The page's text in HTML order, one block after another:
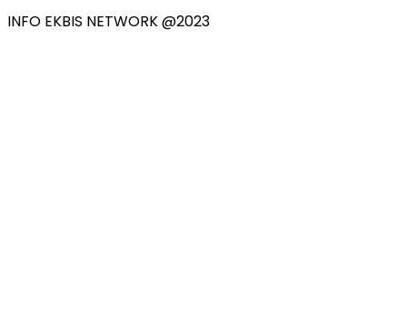
INFO EKBIS NETWORK @2023